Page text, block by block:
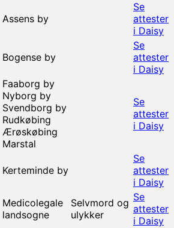
Assens by
Se
attester
i Daisy
Bogense by
Se
attester
i Daisy
Faaborg by
Nyborg by
Svendborg by
Rudkøbing
Ærøskøbing
Marstal
Se
attester
i Daisy
Kerteminde by
Se
attester
i Daisy
Medicolegale
landsogne
Selvmord og
ulykker
Se
attester
i Daisy